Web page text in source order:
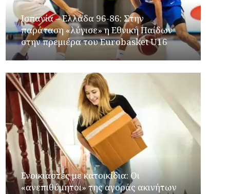
Ισπανία – Ελλάδα 96-86: Στην
παράταση «λύγισε» η Εθνική Παίδων
στην πρεμιέρα του Eurobasket U16
Ενοικιαστές με κατοικίδια: Οι
«ανεπιθύμητοι» της αγοράς ακινήτων